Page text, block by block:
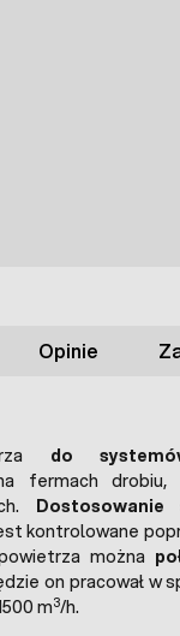
Opinie
do
fermach drobiu,
Dostosowanie
kontrolowane
można
on pracował w
m3/h.